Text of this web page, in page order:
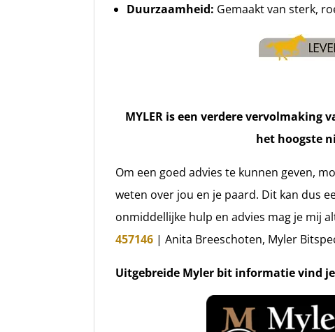
Duurzaamheid: Gemaakt van sterk,
MYLER is een verdere vervolmaking
het hoogste
Om een goed advies te kunnen geven,
weten over jou en je paard. Dit kan dus
onmiddellijke hulp en advies mag je mij
457146 | Anita Breeschoten, Myler
Uitgebreide Myler bit informatie vind